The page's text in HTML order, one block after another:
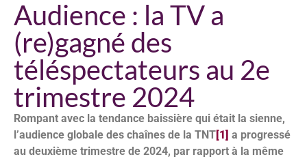
Audience : la TV a
(re)gagné des
téléspectateurs au 2e
trimestre 2024
Rompant avec la tendance baissière qui était la sienne,
l’audience globale des chaînes de la TNT[1] a progressé
au deuxième trimestre de 2024, par rapport à la même